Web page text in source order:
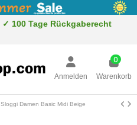
✓ 100 Tage Rückgaberecht
Anmelden
0
Warenkorb
Sloggi Damen Basic Midi Beige